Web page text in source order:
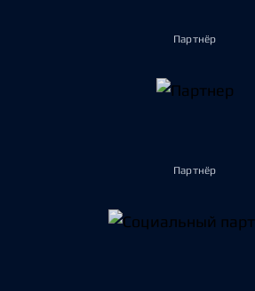
Партнёр
Партнёр